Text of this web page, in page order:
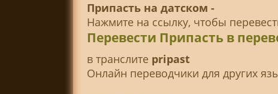
Припасть на датском -
Нажмите на ссылку, чтобы
Перевести Припасть в
в транслитe pripast
Онлайн переводчики для других